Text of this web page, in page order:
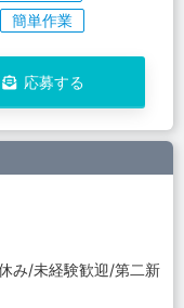
簡単作業
応募する
み/未経験歓迎/第二新